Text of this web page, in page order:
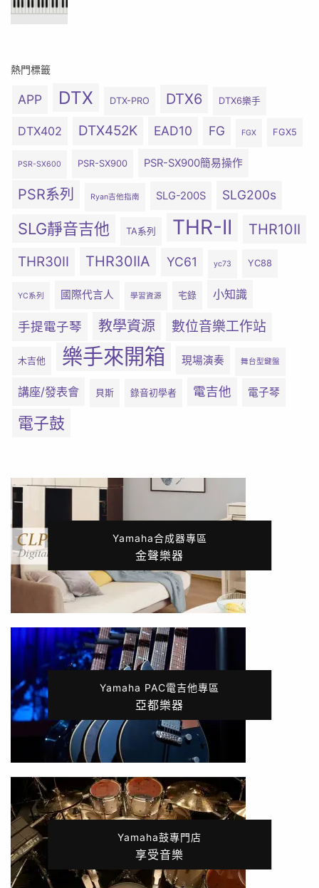
熱門標籤
APP DTX DTX-PRO DTX6 DTX6樂手
DTX402 DTX452K EAD10 FG FGX FGX5
PSR-SX600 PSR-SX900 PSR-SX900簡易操作
PSR系列 Ryan吉他指南 SLG-200S SLG200s
SLG靜音吉他 TA系列 THR-II THR10II
THR30II THR30IIA YC61 yc73 YC88
YC系列 國際代言人 學習資源 宅錄 小知識
手提電子琴 教學資源 數位音樂工作站
木吉他 樂手來開箱 現場演奏 舞台型鍵盤
講座/發表會 貝斯 錄音初學者 電吉他 電子琴
電子鼓
Yamaha合成器專區
金聲樂器
Yamaha PAC電吉他專區
亞都樂器
Yamaha鼓專門店
享受音樂